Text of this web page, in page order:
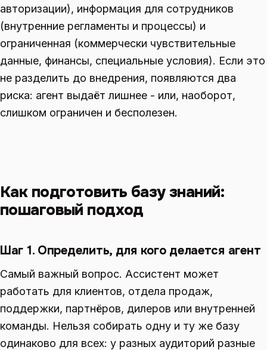
авторизации), информация для сотрудников
(внутренние регламенты и процессы) и
ограниченная (коммерчески чувствительные
данные, финансы, специальные условия). Если это
не разделить до внедрения, появляются два
риска: агент выдаёт лишнее - или, наоборот,
слишком ограничен и бесполезен.
Как подготовить базу знаний:
пошаговый подход
Шаг 1. Определить, для кого делается агент
Самый важный вопрос. Ассистент может
работать для клиентов, отдела продаж,
поддержки, партнёров, дилеров или внутренней
команды. Нельзя собирать одну и ту же базу
одинаково для всех: у разных аудиторий разные